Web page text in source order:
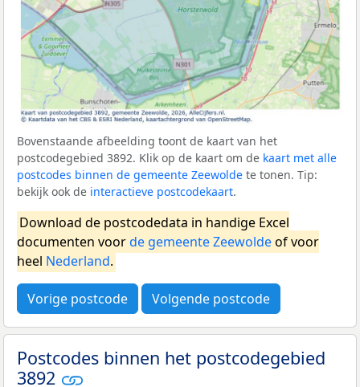
Bovenstaande afbeelding toont de kaart van het
postcodegebied 3892. Klik op de kaart om de kaart met alle
postcodes binnen de gemeente Zeewolde te tonen. Tip:
bekijk ook de interactieve postcodekaart.
Download de postcodedata in handige Excel
documenten voorde gemeente Zeewoldeof voor
heel Nederland.
Vorige postcode Volgende postcode
Postcodes binnen het postcodegebied
3892